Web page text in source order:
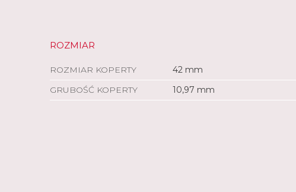
ROZMIAR
ROZMIAR KOPERTY
42 mm
GRUBOŚĆ KOPERTY
10,97 mm